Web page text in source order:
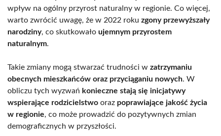
wpływ na ogólny przyrost naturalny w regionie. Co więcej,
warto zwrócić uwagę, że w 2022 roku zgony przewyższały
narodziny, co skutkowało ujemnym przyrostem
naturalnym.
Takie zmiany mogą stwarzać trudności w zatrzymaniu
obecnych mieszkańców oraz przyciąganiu nowych. W
obliczu tych wyzwań konieczne stają się inicjatywy
wspierające rodzicielstwo oraz poprawiające jakość życia
w regionie, co może prowadzić do pozytywnych zmian
demograficznych w przyszłości.